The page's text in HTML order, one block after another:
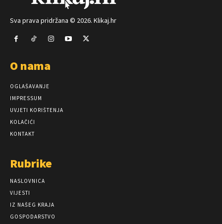
Sva prava pridržana © 2026. Klikaj.hr
O nama
OGLAŠAVANJE
IMPRESSUM
UVJETI KORIŠTENJA
KOLAČIĆI
KONTAKT
Rubrike
NASLOVNICA
VIJESTI
IZ NAŠEG KRAJA
GOSPODARSTVO